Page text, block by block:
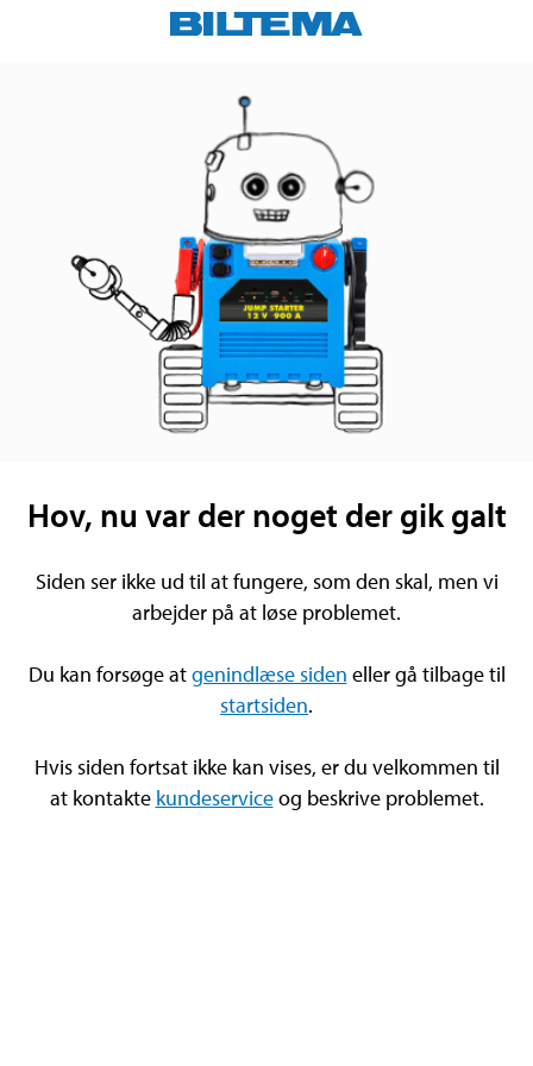
Hov, nu var der noget der gik galt
Siden ser ikke ud til at fungere, som den skal, men vi
arbejder på at løse problemet.
Du kan forsøge atgenindlæse siden eller gå tilbage til
startsiden.
Hvis siden fortsat ikke kan vises, er du velkommen til
at kontakte kundeserviceog beskrive problemet.